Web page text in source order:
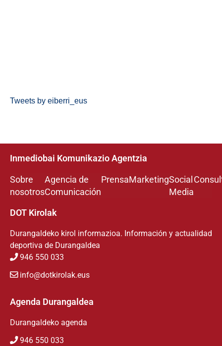
Tweets by eiberri_eus
Inmediobai Komunikazio Agentzia
Sobre
nosotros
Agencia de
Comunicación
PrensaMarketingSocial
Media
DOT Kirolak
Durangaldeko kirol informazioa. Información y actualidad
deportiva de Durangaldea
946 550 033
info@dotkirolak.eus
Agenda Durangaldea
Durangaldeko agenda
946 550 033